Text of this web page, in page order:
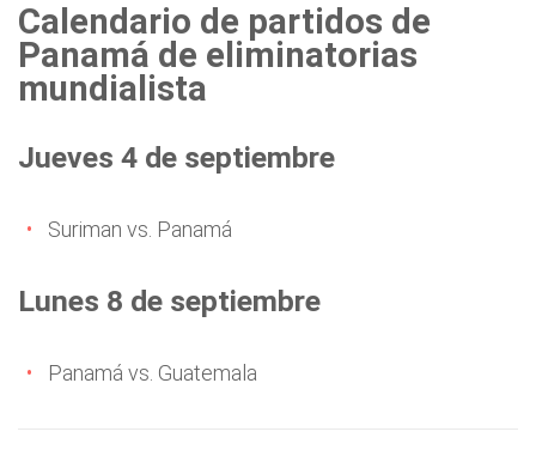
Calendario de partidos de
Panamá de eliminatorias
mundialista
Jueves 4 de septiembre
Suriman vs. Panamá
Lunes 8 de septiembre
Panamá vs. Guatemala